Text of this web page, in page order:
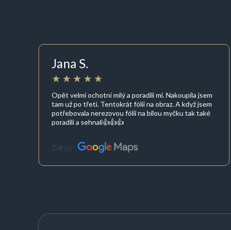
Jana S.
Opět velmi ochotní milý a poradili mi. Nakoupila jsem
tam už po třetí. Tentokrát fólii na obraz. A když jsem
potřebovala nerezovou fólii na bílou myčku tak také
poradili a sehnali👍👍👍
Zdroj: